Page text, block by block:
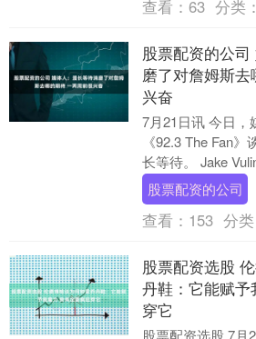
查看： 63 分类：
股票配资的公
磨了对詹姆斯
兴奋
7月21日讯 今日，
《92.3 The Fan
长等待。 Jake
资的公....
股票配资的公司
查看： 153 分类
股票配资选股
丹鞋：它能赋
穿它
股票配资选股 7月